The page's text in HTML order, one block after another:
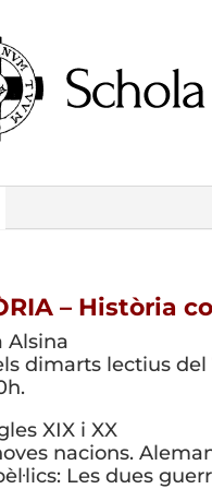
– Història
Alsina
dimarts lectius del
XIX i XX
nacions.
Les dues